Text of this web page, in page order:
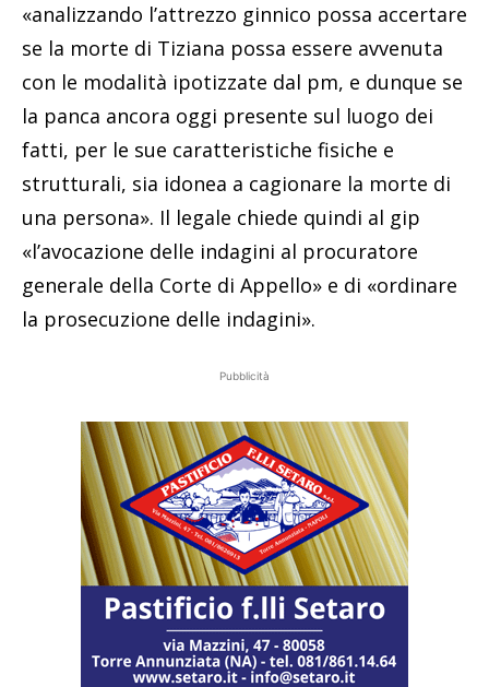
«analizzando l’attrezzo ginnico possa accertare
se la morte di Tiziana possa essere avvenuta
con le modalità ipotizzate dal pm, e dunque se
la panca ancora oggi presente sul luogo dei
fatti, per le sue caratteristiche fisiche e
strutturali, sia idonea a cagionare la morte di
una persona». Il legale chiede quindi al gip
«l’avocazione delle indagini al procuratore
generale della Corte di Appello» e di «ordinare
la prosecuzione delle indagini».
Pubblicità